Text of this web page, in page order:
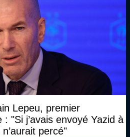
Lepeu, premier
"Si j’avais envoyé Yazid à
percé"